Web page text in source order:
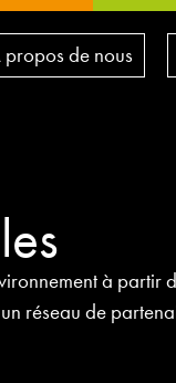
propos de nous
à partir
réseau de